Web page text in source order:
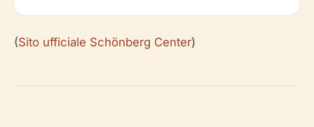
(Sito ufficiale Schönberg Center)